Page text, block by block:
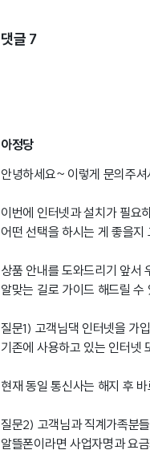
댓글 7
아정당
안녕하세요~ 이렇게 문의주
이번에 인터넷과 설치가 필요
어떤 선택을 하시는 게 좋을
상품 안내를 도와드리기 앞서
알맞는 길로 가이드 해드릴
질문1) 고객님댁 인터넷을 가
기존에 사용하고 있는 인터넷
현재 동일 통신사는 해지 후
질문2) 고객님과 직계가족분
알뜰폰이라면 사업자명과 요